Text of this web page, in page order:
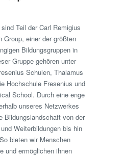
Teil der Carl Remigius
Group, einer der größten
Bildungsgruppen in
Gruppe gehören unter
Schulen, Thalamus
Hochschule Fresenius und
School. Durch eine enge
unseres Netzwerkes
Bildungslandschaft von der
Weiterbildungen bis hin
bieten wir Menschen
und ermöglichen ihnen